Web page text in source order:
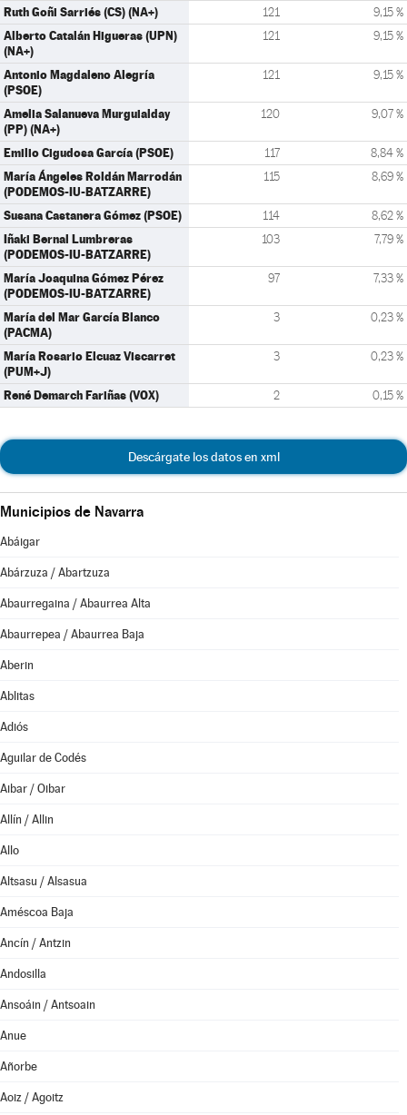
Ruth Goñi Sarriés (CS) (NA+) 121 9,15 %
Alberto Catalán Higueras (UPN)
(NA+)
121 9,15 %
Antonio Magdaleno Alegría
(PSOE)
121 9,15 %
Amelia Salanueva Murguialday
(PP) (NA+)
120 9,07 %
Emilio Cigudosa García (PSOE) 117 8,84 %
María Ángeles Roldán Marrodán
(PODEMOS-IU-BATZARRE)
115 8,69 %
Susana Castanera Gómez (PSOE) 114 8,62 %
Iñaki Bernal Lumbreras
(PODEMOS-IU-BATZARRE)
103 7,79 %
María Joaquina Gómez Pérez
(PODEMOS-IU-BATZARRE)
97 7,33 %
María del Mar García Blanco
(PACMA)
3 0,23 %
María Rosario Elcuaz Viscarret
(PUM+J)
3 0,23 %
René Demarch Fariñas (VOX) 2 0,15 %
Descárgate los datos en xml
Municipios de Navarra
Abáigar
Abárzuza / Abartzuza
Abaurregaina / Abaurrea Alta
Abaurrepea / Abaurrea Baja
Aberin
Ablitas
Adiós
Aguilar de Codés
Aibar / Oibar
Allín / Allin
Allo
Altsasu / Alsasua
Améscoa Baja
Ancín / Antzin
Andosilla
Ansoáin / Antsoain
Anue
Añorbe
Aoiz / Agoitz